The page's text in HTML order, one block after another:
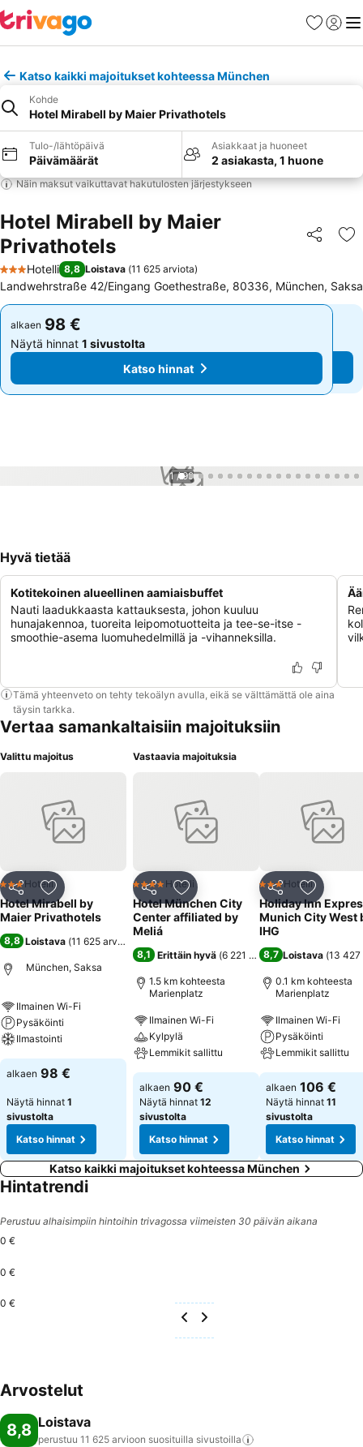
Suosikit
Katso kaikki majoitukset kohteessa München
Kohde
Hotel Mirabell by Maier Privathotels
Tulo-/lähtöpäivä
Päivämäärät
Asiakkaat ja huoneet
2 asiakasta, 1 huone
Näin maksut vaikuttavat hakutulosten järjestykseen
Hotel Mirabell by Maier
Privathotels
Jaa
3 Tähtiluokitus
Hotelli 8,8 Loistava (11 625 arviota)
Landwehrstraße 42/Eingang Goethestraße, 80336, München, Saksa
alkaen 98 €
Näytä hinnat 1 sivustolta
Katso hinnat
alkaen 98 €
Näytä hinnat 1 sivustolta
Katso hinnat
1 / 99
Hyvä tietää
Kotitekoinen alueellinen aamiaisbuffet
Nauti laadukkaasta kattauksesta, johon kuuluu
hunajakennoa, tuoreita leipomotuotteita ja tee-se-itse -
smoothie-asema luomuhedelmillä ja -vihanneksilla.
Tämä yhteenveto on tehty tekoälyn avulla, eikä se välttämättä ole aina
täysin tarkka.
Vertaa samankaltaisiin majoituksiin
Valittu majoitus
Jaa Lisää suosikkeihin
3 Tähtiluokitus
Hotelli
Hotel Mirabell by
Maier Privathotels
8,8 Loistava (11 625 arviota
München, Saksa
Ilmainen Wi-Fi
Pysäköinti
Ilmastointi
alkaen 98 €
Näytä hinnat 1
sivustolta
Katso hinnat
Vastaavia majoituksia
Jaa Lisää suosikkeihin
4 Tähtiluokitus
Hotelli
Hotel München City
Center affiliated by
Meliá
8,1 Erittäin hyvä (6 221 arviota )
1.5 km kohteesta
Marienplatz
Ilmainen Wi-Fi
Kylpylä
Lemmikit sallittu
alkaen 90 €
Näytä hinnat 12
sivustolta
Katso hinnat
Jaa Lisää
3 Tähtiluokitus
Hotelli
Holiday Inn
Munich City West
IHG
8,7 Loistava (13 427
0.1 km kohteesta
Marienplatz
Ilmainen Wi-Fi
Pysäköinti
Lemmikit sallittu
alkaen 106 €
Näytä hinnat 11
sivustolta
Katso hinnat
Katso kaikki majoitukset kohteessa München
Hintatrendi
Perustuu alhaisimpiin hintoihin trivagossa viimeisten 30 päivän aikana
0 €
0 €
0 €
Arvostelut
8,8 Loistava
perustuu 11 625 arvioon suosituilla sivustoilla